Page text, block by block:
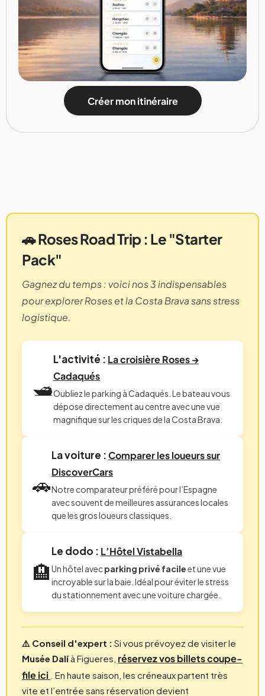
Créer mon itinéraire
🚗 Roses Road Trip : Le "Starter
Pack"
Gagnez du temps : voici nos 3 indispensables
pour explorer Roses et la Costa Brava sans stress
logistique.
🛥️
L'activité : La croisière Roses →
Cadaqués
Oubliez le parking à Cadaqués. Le bateau vous
dépose directement au centre avec une vue
magnifique sur les criques de la Costa Brava.
🚗
La voiture :Comparer les loueurs sur
DiscoverCars
Notre comparateur préféré pour l’Espagne
avec souvent de meilleures assurances locales
que les gros loueurs classiques.
🏨
Le dodo : L’Hôtel Vistabella
Un hôtel avecparking privé facileet une vue
incroyable sur la baie. Idéal pour éviter le stress
du stationnement avec une voiture chargée.
⚠️ Conseil d'expert : Si vous prévoyez de visiter le
Musée Dalíà Figueres, réservez vos billets coupe-
file ici
. En haute saison, les créneaux partent très
vite et l’entrée sans réservation devient